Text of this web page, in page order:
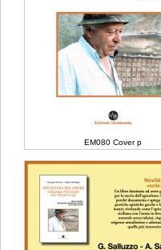
EM080 Cover p